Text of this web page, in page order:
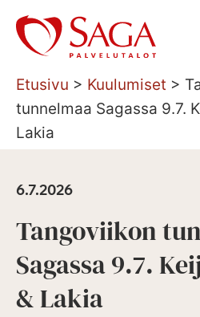
Siirry
sisältöön
Etusivu > Kuulumiset >
tunnelmaa Sagassa 9.7.
Lakia
6.7.2026
Tangoviikon
Sagassa 9.7.
& Lakia